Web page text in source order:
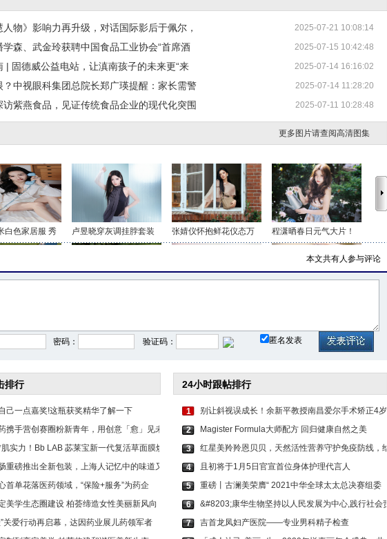
人物》影响力再升级，对话国际影后于佩尔， 2025-07-21 10:08:14
学森、武金玲获聘中国食品工业协会“首席酒 2025-07-15 10:42:48
| 固德威公益电站，让滇南孩子的未来更“来 2025-07-14 16:16:02
？中视眼科集团总院长郑广瑛提醒：家长需警 2025-07-14 11:28:20
访紫燕食品，见证传统食品企业的现代化突围 2025-07-11 10:28:48
更多图片请查阅高清图集
白色家居服 秀 卢昱晓穿灰调挂脖套装 张婧仪怀抱鲜花仪态万 程潇晒春日元气大片！
本文共有人参与评论
密码： 验证码： 匿名发表
排行
己一点嘉奖!这瓶获奖精华了解一下
携手营创赛圈粉新青年，用创意「愈」见未
实力！Bb LAB 苾莱宝新一代复活草面膜焕
重磅推出全新包装，上海人记忆中的味道又
首单花落医药领域，“保险+服务”为药企
美学生态圈建设 柏荟缔造女性美丽新风向
关爱行动再启幕，达因药业展儿药领军者
24小时跟帖排行
1
别让斜视误成长！余新平教授南昌爱尔手术矫正4岁
2
Magister Formula大师配方 回归健康自然之美
3
红星美羚羚恩贝贝，天然活性营养守护免疫防线，给
4
且初将于1月5日官宣首位身体护理代言人
5
重磅丨古澜美荣膺“ 2021中华全球太太总决赛组委
6
&#8203;康华生物坚持以人民发展为中心,践行社会责
7
吉首龙凤妇产医院——专业男科精子检查